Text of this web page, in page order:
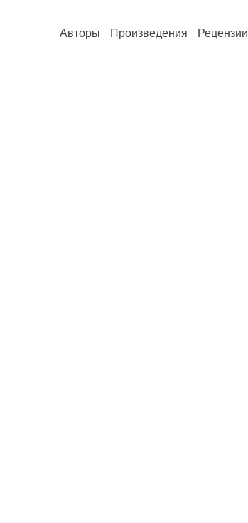
Авторы Произведения Рецензии